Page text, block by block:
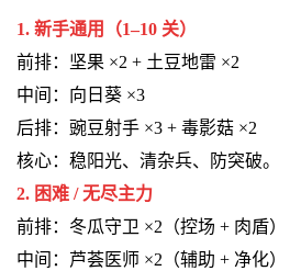
1. 新手通用（1–10 关）
前排：坚果 ×2 + 土豆地雷 ×2
中间：向日葵 ×3
后排：豌豆射手 ×3 + 毒影菇 ×2
核心：稳阳光、清杂兵、防突破。
2. 困难 / 无尽主力
前排：冬瓜守卫 ×2（控场 + 肉盾）
中间：芦荟医师 ×2（辅助 + 净化）